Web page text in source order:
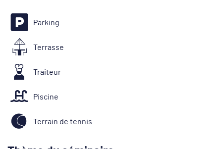
Parking
Terrasse
Traiteur
Piscine
Terrain de tennis